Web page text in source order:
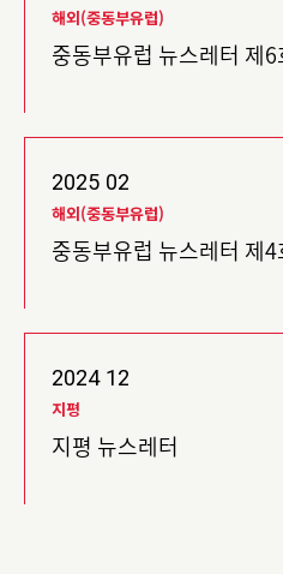
해외(중동부유럽)
중동부유럽 뉴스레터 제
2025 02
해외(중동부유럽)
중동부유럽 뉴스레터 제
2024 12
지평
지평 뉴스레터